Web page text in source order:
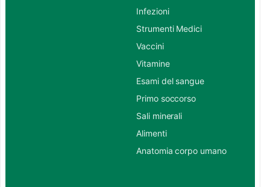
Infezioni
Strumenti Medici
Vaccini
Vitamine
Esami del sangue
Primo soccorso
Sali minerali
Alimenti
Anatomia corpo umano